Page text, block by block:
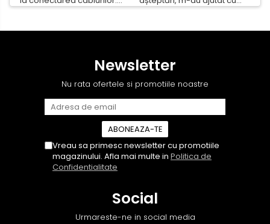
prietenoasa si dispusa sa
nu era conectat cablul de
repetate rânduri. Foarte
impecabil, o să revin la ei și
Newsletter
Nu rata ofertele si promotiile noastre
Vreau sa primesc newsletter cu promotiile
magazinului. Afla mai multe in Politica de
Confidentialitate
Social
Urmareste-ne in social media